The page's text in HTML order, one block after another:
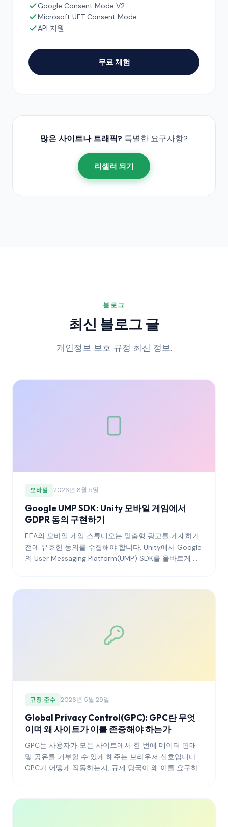
Google Consent Mode V2
Microsoft UET Consent Mode
API 지원
무료 체험
많은 사이트나 트래픽? 특별한 요구사항?
리셀러 되기
블로그
최신 블로그 글
개인정보 보호 규정 최신 정보.
모바일 2026년 8월 5일
Google UMP SDK: Unity 모바일 게임에서
GDPR 동의 구현하기
EEA의 모바일 게임 스튜디오는 맞춤형 광고를 게재하기
전에 유효한 동의를 수집해야 합니다. Unity에서 Google
의 User Messaging Platform(UMP) SDK를 올바르게 연
규정 준수 2026년 5월 29일
Global Privacy Control(GPC): GPC란 무엇
이며 왜 사이트가 이를 존중해야 하는가
GPC는 사용자가 모든 사이트에서 한 번에 데이터 판매
및 공유를 거부할 수 있게 해주는 브라우저 신호입니다.
GPC가 어떻게 작동하는지, 규제 당국이 왜 이를 요구하